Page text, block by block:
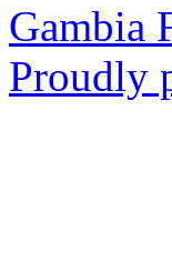
Gambia
Proudly